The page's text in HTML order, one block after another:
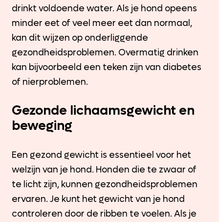
drinkt voldoende water. Als je hond opeens
minder eet of veel meer eet dan normaal,
kan dit wijzen op onderliggende
gezondheidsproblemen. Overmatig drinken
kan bijvoorbeeld een teken zijn van diabetes
of nierproblemen.
Gezonde lichaamsgewicht en
beweging
Een gezond gewicht is essentieel voor het
welzijn van je hond. Honden die te zwaar of
te licht zijn, kunnen gezondheidsproblemen
ervaren. Je kunt het gewicht van je hond
controleren door de ribben te voelen. Als je